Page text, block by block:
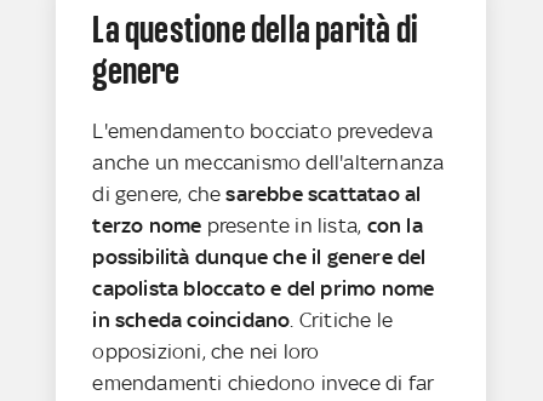
La questione della parità di
genere
L'emendamento bocciato prevedeva
anche un meccanismo dell'alternanza
di genere, chesarebbe scattatao al
terzo nome presente in lista, con la
possibilità dunque che il genere del
capolista bloccato e del primo nome
in scheda coincidano . Critiche le
opposizioni, che nei loro
emendamenti chiedono invece di far